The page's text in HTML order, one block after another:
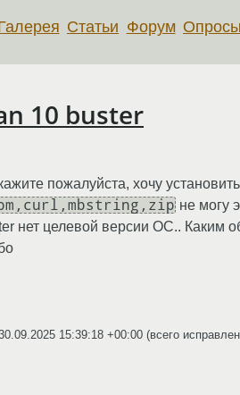
Статьи Форум Опросы
10 buster
пожалуйста, хочу
не могу
нет целевой версии ОС.. Каким
15:39:18 +00:00 (всего